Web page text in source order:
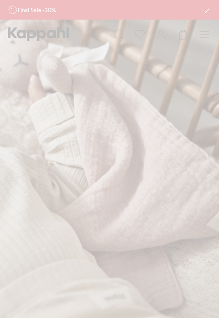
Final Sale -30%
działu outlet do 10.8 w sklepach Kappahl i Newbie oraz na kappahl.com. Ofert
nie łączymy
Kobieta Mężczyzna
Newbie